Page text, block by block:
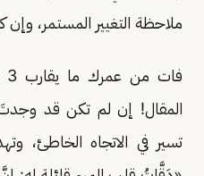
ملاحظة التغيير المستمر، وإن
المقال! إن لم تكن قد
تسير في الاتجاه الخاطئ،